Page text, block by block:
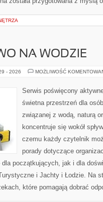
NA WODZIE
- 2026 MOŻLIWOŚĆ
Serwis poświęcony
świetna przestrzeń dla
związanej z wodą, naturą
koncentruje się wokół
czemu każdy czytelnik
porady dotyczące
początkujących, jak i dla
i Jachty i Łodzie. Na
które pomagają dobrać